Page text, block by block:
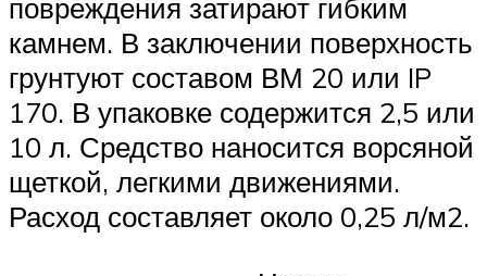
повреждения затирают гибким
камнем. В заключении поверхность
грунтуют составом ВМ 20 или IP
170. В упаковке содержится 2,5 или
10 л. Средство наносится ворсяной
щеткой, легкими движениями.
Расход составляет около 0,25 л/м2.